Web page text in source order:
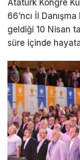
Atatürk Kongre
66’ncı İl
geldiği 10 Nisan
süre içinde